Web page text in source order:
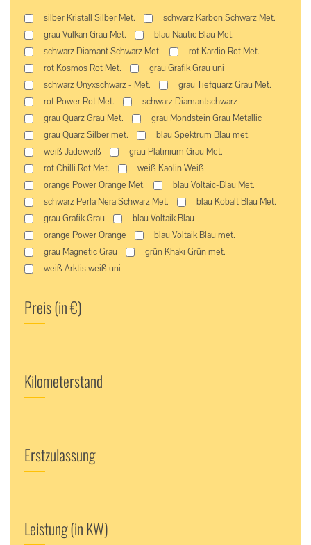
silber Kristall Silber Met.
schwarz Karbon Schwarz Met.
grau Vulkan Grau Met.
blau Nautic Blau Met.
schwarz Diamant Schwarz Met.
rot Kardio Rot Met.
rot Kosmos Rot Met.
grau Grafik Grau uni
schwarz Onyxschwarz - Met.
grau Tiefquarz Grau Met.
rot Power Rot Met.
schwarz Diamantschwarz
grau Quarz Grau Met.
grau Mondstein Grau Metallic
grau Quarz Silber met.
blau Spektrum Blau met.
weiß Jadeweiß
grau Platinium Grau Met.
rot Chilli Rot Met.
weiß Kaolin Weiß
orange Power Orange Met.
blau Voltaic-Blau Met.
schwarz Perla Nera Schwarz Met.
blau Kobalt Blau Met.
grau Grafik Grau
blau Voltaik Blau
orange Power Orange
blau Voltaik Blau met.
grau Magnetic Grau
grün Khaki Grün met.
weiß Arktis weiß uni
Preis (in €)
Kilometerstand
Erstzulassung
Leistung (in KW)